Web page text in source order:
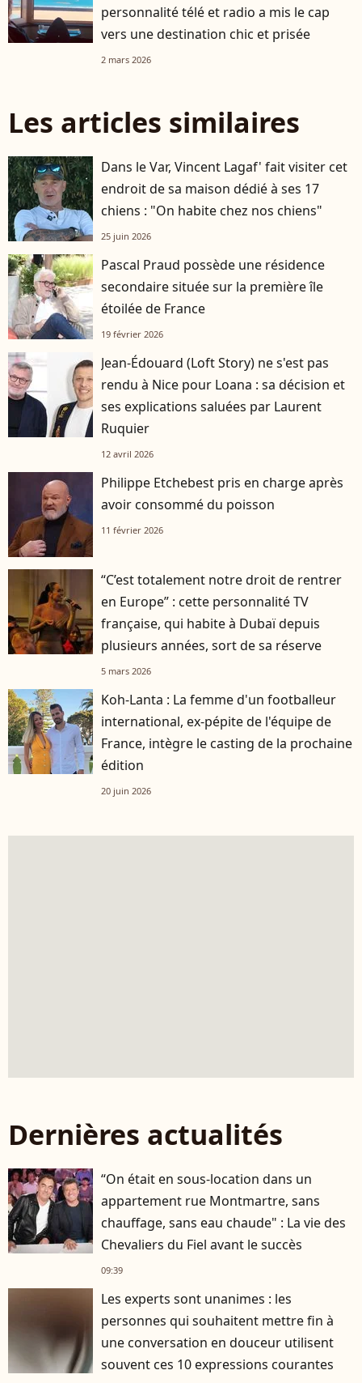
personnalité télé et radio a mis le cap
vers une destination chic et prisée
2 mars 2026
Les articles similaires
Dans le Var, Vincent Lagaf' fait visiter cet
endroit de sa maison dédié à ses 17
chiens : "On habite chez nos chiens"
25 juin 2026
Pascal Praud possède une résidence
secondaire située sur la première île
étoilée de France
19 février 2026
Jean-Édouard (Loft Story) ne s'est pas
rendu à Nice pour Loana : sa décision et
ses explications saluées par Laurent
Ruquier
12 avril 2026
Philippe Etchebest pris en charge après
avoir consommé du poisson
11 février 2026
“C’est totalement notre droit de rentrer
en Europe” : cette personnalité TV
française, qui habite à Dubaï depuis
plusieurs années, sort de sa réserve
5 mars 2026
Koh-Lanta : La femme d'un footballeur
international, ex-pépite de l'équipe de
France, intègre le casting de la prochaine
édition
20 juin 2026
Dernières actualités
“On était en sous-location dans un
appartement rue Montmartre, sans
chauffage, sans eau chaude" : La vie des
Chevaliers du Fiel avant le succès
09:39
Les experts sont unanimes : les
personnes qui souhaitent mettre fin à
une conversation en douceur utilisent
souvent ces 10 expressions courantes